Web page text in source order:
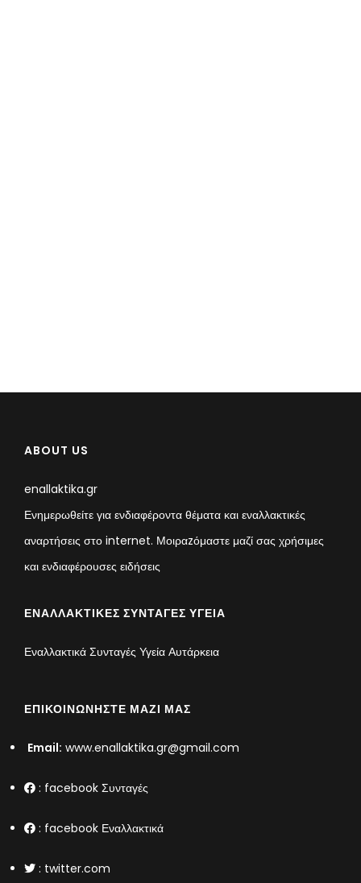
ABOUT US
enallaktika.gr
Ενημερωθείτε για ενδιαφέροντα θέματα και εναλλακτικές
αναρτήσεις στο internet. Μοιραzόμαστε μαζί σας χρήσιμες
και ενδιαφέρουσες ειδήσεις
ΕΝΑΛΛΑΚΤΙΚΈΣ ΣΥΝΤΑΓΈΣ ΥΓΕΊΑ
Εναλλακτικά Συνταγές Υγεία Αυτάρκεια
ΕΠΙΚΟΙΝΩΝΉΣΤΕ ΜΑΖΊ ΜΑΣ
Email: www.enallaktika.gr@gmail.com
: facebook Συνταγές
: facebook Εναλλακτικά
: twitter.com